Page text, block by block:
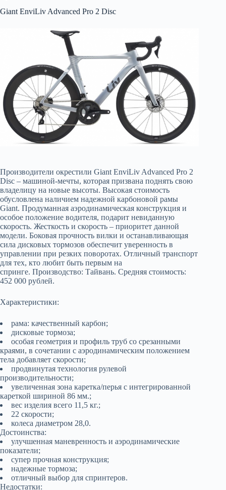
Giant EnviLiv Advanced Pro 2 Disc
Производители окрестили Giant EnviLiv Advanced Pro 2
Disc – машиной-мечты, которая призвана поднять свою
владелицу на новые высоты. Высокая стоимость
обусловлена наличием надежной карбоновой рамы
Giant. Продуманная аэродинамическая конструкция и
особое положение водителя, подарит невиданную
скорость. Жесткость и скорость – приоритет данной
модели. Боковая прочность вилки и останавливающая
сила дисковых тормозов обеспечит уверенность в
управлении при резких поворотах. Отличный транспорт
для тех, кто любит быть первым на
спринге. Производство: Тайвань. Средняя стоимость:
452 000 рублей.
Характеристики:
рама: качественный карбон;
дисковые тормоза;
особая геометрия и профиль труб со срезанными
краями, в сочетании с аэродинамическим положением
тела добавляет скорости;
продвинутая технология рулевой
производительности;
увеличенная зона каретка/перья с интегрированной
кареткой шириной 86 мм.;
вес изделия всего 11,5 кг.;
22 скорости;
колеса диаметром 28,0.
Достоинства:
улучшенная маневренность и аэродинамические
показатели;
супер прочная конструкция;
надежные тормоза;
отличный выбор для спринтеров.
Недостатки: